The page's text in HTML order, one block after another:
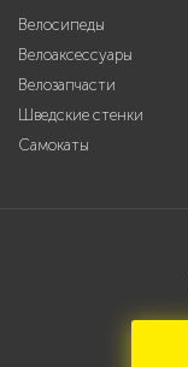
Велосипеды
Велоаксессуары
Велозапчасти
Шведские стенки
Самокаты